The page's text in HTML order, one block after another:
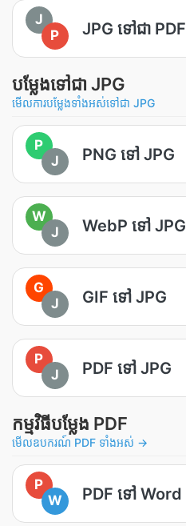
J
P
JPG ទៅជា PDF
បម្លែងទៅជា JPG
មើលការបម្លែងទាំងអស់ទៅជា JPG
P
J
PNG ទៅ JPG
W
J
WebP ទៅ JPG
G
J
GIF ទៅ JPG
P
J
PDF ទៅ JPG
កម្មវិធីបម្លែង PDF
មើលឧបករណ៍ PDF ទាំងអស់ →
P
W
PDF ទៅ Word